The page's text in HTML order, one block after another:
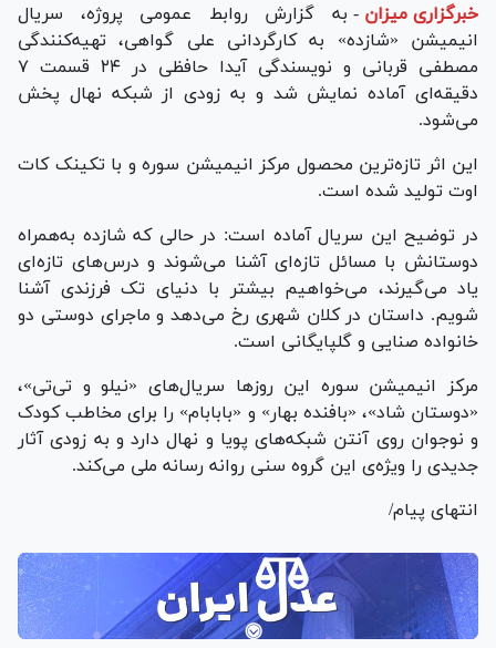
خبرگزاری میزان - به گزارش روابط عمومی پروژه، سریال
انیمیشن «شازده» به کارگردانی علی گواهی، تهیه‌کنندگی
مصطفی قربانی و نویسندگی آیدا حافظی در ۲۴ قسمت ۷
دقیقه‌ای آماده نمایش شد و به زودی از شبکه نهال پخش
می‌شود.
این اثر تازه‌ترین محصول مرکز انیمیشن سوره و با تکینک کات
اوت تولید شده است.
در توضیح این سریال آماده است: در حالی که شازده به‌همراه
دوستانش با مسائل تازه‌ای آشنا می‌شوند و درس‌های تازه‌ای
یاد می‌گیرند، می‌خواهیم بیشتر با دنیای تک فرزندی آشنا
شویم. داستان در کلان شهری رخ می‌دهد و ماجرای دوستی دو
خانواده صنایی و گلپایگانی است.
مرکز انیمیشن سوره این روز‌ها سریال‌های «نیلو و تی‌تی»،
«دوستان شاد»، «بافنده بهار» و «بابابام» را برای مخاطب کودک
و نوجوان روی آنتن شبکه‌های پویا و نهال دارد و به زودی آثار
جدیدی را ویژه‌ی این گروه سنی روانه رسانه ملی می‌کند.
انتهای پیام/